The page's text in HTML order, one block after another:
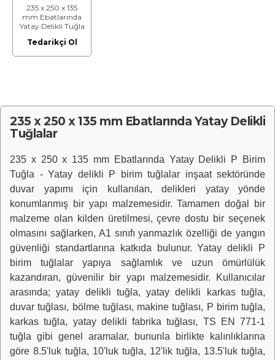
235 x 250 x 135
mm Ebatlarında
Yatay Delikli Tuğla
Tedarikçi Ol
235 x 250 x 135 mm Ebatlarında Yatay Delikli
Tuğlalar
235 x 250 x 135 mm Ebatlarında Yatay Delikli P Birim
Tuğla - Yatay delikli P birim tuğlalar inşaat sektöründe
duvar yapımı için kullanılan, delikleri yatay yönde
konumlanmış bir yapı malzemesidir. Tamamen doğal bir
malzeme olan kilden üretilmesi, çevre dostu bir seçenek
olmasını sağlarken, A1 sınıfı yanmazlık özelliği de yangın
güvenliği standartlarına katkıda bulunur. Yatay delikli P
birim tuğlalar yapıya sağlamlık ve uzun ömürlülük
kazandıran, güvenilir bir yapı malzemesidir. Kullanıcılar
arasında; yatay delikli tuğla, yatay delikli karkas tuğla,
duvar tuğlası, bölme tuğlası, makine tuğlası, P birim tuğla,
karkas tuğla, yatay delikli fabrika tuğlası, TS EN 771-1
tuğla gibi genel aramalar, bununla birlikte kalınlıklarına
göre 8.5'luk tuğla, 10'luk tuğla, 12'lik tuğla, 13.5'luk tuğla,